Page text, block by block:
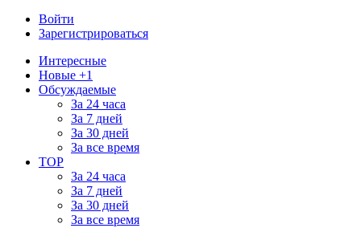
Войти
Зарегистрироваться
Интересные
Новые +1
Обсуждаемые
За 24 часа
За 7 дней
За 30 дней
За все время
TOP
За 24 часа
За 7 дней
За 30 дней
За все время